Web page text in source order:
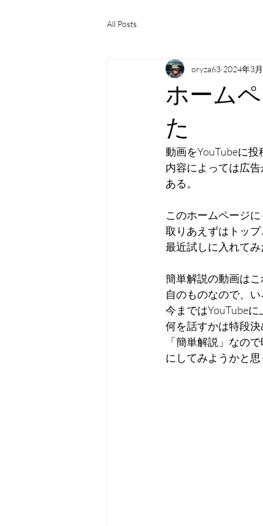
All Posts
ホーム
た
oryza63 2024年3
動画をYouTubeに
内容によっては広
ある。
このホームページ
取りあえずはトッ
最近試しに入れて
簡単解説の動画は
自のものなので、
今まではYouTube
何を話すかは特段
「簡単解説」なの
にしてみようかと